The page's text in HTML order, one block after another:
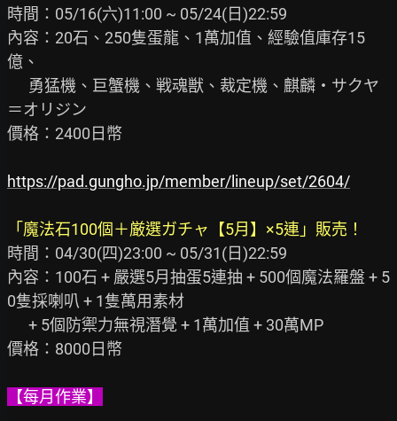
時間：05/16(六)11:00 ~ 05/24(日)22:59
內容：20石、250隻蛋龍、1萬加值、經驗值庫存15
億、
＝オリジン
價格：2400日幣
https://pad.gungho.jp/member/lineup/set/2604/
「魔法石100個＋厳選ガチャ【5月】×5連」販売！
時間：04/30(四)23:00 ~ 05/31(日)22:59
內容：100石 + 嚴選5月抽蛋5連抽 + 500個魔法羅盤 + 5
0隻採喇叭 + 1隻萬用素材
價格：8000日幣
【每月作業】